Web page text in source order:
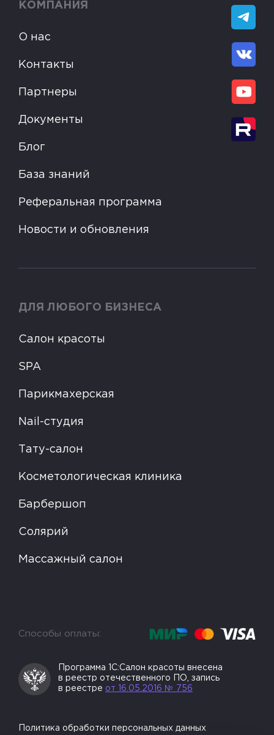
Способы оплаты:
Программа 1С:Салон
красоты внесена
в реестр отечественного ПО, запись
в реестре от 16.05.2016 № 756
Политика обработки персональных данных
КОМПАНИЯ
О нас
Контакты
Партнеры
Документы
Блог
База знаний
Реферальная программа
Новости и обновления
ДЛЯ ЛЮБОГО БИЗНЕСА
Салон красоты
SPA
Парикмахерская
Nail-студия
Тату-салон
Косметологическая клиника
Барбершоп
Солярий
Массажный салон